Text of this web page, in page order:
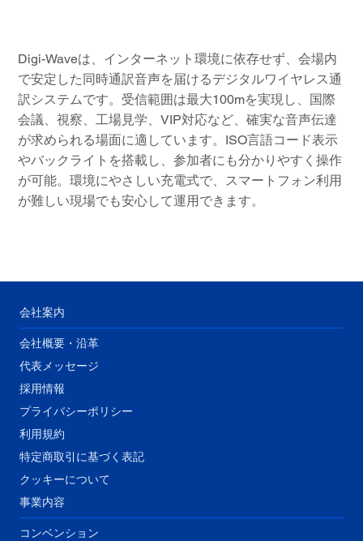
Digi-Waveは、インターネット環境に依存せず、会場内
で安定した同時通訳音声を届けるデジタルワイヤレス通
訳システムです。受信範囲は最大100mを実現し、国際
会議、視察、工場見学、VIP対応など、確実な音声伝達
が求められる場面に適しています。ISO言語コード表示
やバックライトを搭載し、参加者にも分かりやすく操作
が可能。環境にやさしい充電式で、スマートフォン利用
が難しい現場でも安心して運用できます。
会社案内
会社概要・沿革
代表メッセージ
​採用情報
プライバシーポリシー
利用規約
特定商取引に基づく表記
クッキーについて
事業内容
コンベンション